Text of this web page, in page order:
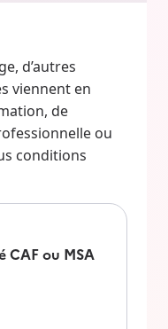
d’autres
viennent en
de
ou
conditions
CAF ou MSA